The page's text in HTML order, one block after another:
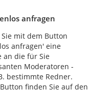
anfragen
mit dem Button
anfragen' eine
an die für Sie
Moderatoren -
bestimmte Redner.
finden Sie auf den